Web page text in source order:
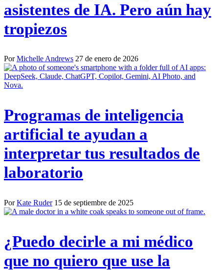
asistentes de IA. Pero aún hay
tropiezos
PorMichelle Andrews 27 de enero de 2026
Programas de inteligencia
artificial te ayudan a
interpretar tus resultados de
laboratorio
PorKate Ruder 15 de septiembre de 2025
¿Puedo decirle a mi médico
que no quiero que use la